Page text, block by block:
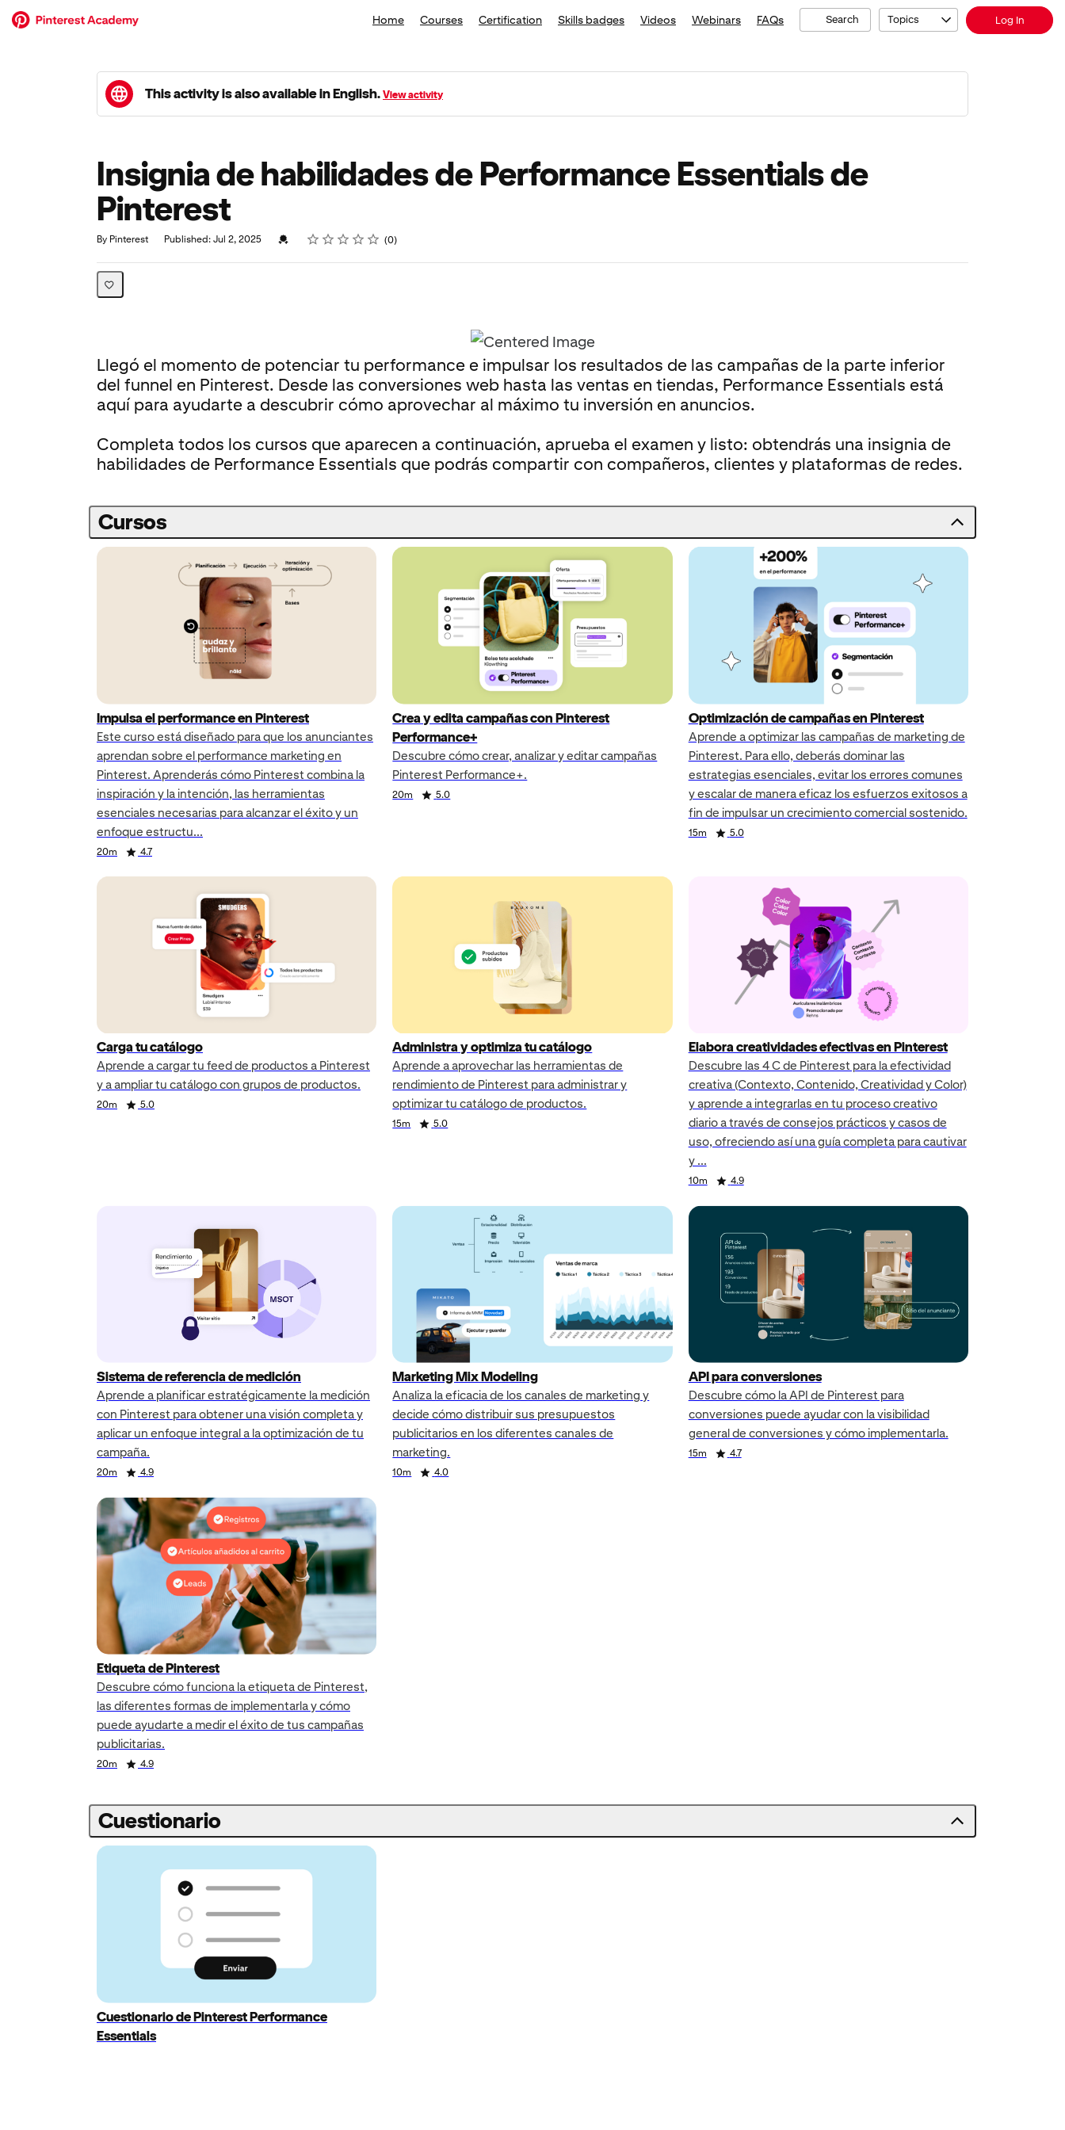
Home Courses Certification Skills badges Videos Webinars FAQs Search Topics Log In
This activity is also available in English. View activity
Insignia de habilidades de Performance Essentials de
Pinterest
By Pinterest Published: Jul 2, 2025 Credential For Completion
Rating
1 star
2 stars
3 stars
4 stars
5 stars 0
Llegó el momento de potenciar tu performance e impulsar los resultados de las campañas de la parte inferior
del funnel en Pinterest. Desde las conversiones web hasta las ventas en tiendas, Performance Essentials está
aquí para ayudarte a descubrir cómo aprovechar al máximo tu inversión en anuncios.
Completa todos los cursos que aparecen a continuación, aprueba el examen y listo: obtendrás una insignia de
habilidades de Performance Essentials que podrás compartir con compañeros, clientes y plataformas de redes.
Cursos
Impulsa el performance en Pinterest
Este curso está diseñado para que los anunciantes
aprendan sobre el performance marketing en
Pinterest. Aprenderás cómo Pinterest combina la
inspiración y la intención, las herramientas
esenciales necesarias para alcanzar el éxito y un
enfoque estructu...
20m 4.7
Crea y edita campañas con Pinterest
Performance+
Descubre cómo crear, analizar y editar campañas
Pinterest Performance+.
20m 5.0
Optimización de campañas en Pinterest
Aprende a optimizar las campañas de marketing de
Pinterest. Para ello, deberás dominar las
estrategias esenciales, evitar los errores comunes
y escalar de manera eficaz los esfuerzos exitosos a
fin de impulsar un crecimiento comercial sostenido.
15m 5.0
Carga tu catálogo
Aprende a cargar tu feed de productos a Pinterest
y a ampliar tu catálogo con grupos de productos.
20m 5.0
Administra y optimiza tu catálogo
Aprende a aprovechar las herramientas de
rendimiento de Pinterest para administrar y
optimizar tu catálogo de productos.
15m 5.0
Elabora creatividades efectivas en Pinterest
Descubre las 4 C de Pinterest para la efectividad
creativa (Contexto, Contenido, Creatividad y Color)
y aprende a integrarlas en tu proceso creativo
diario a través de consejos prácticos y casos de
uso, ofreciendo así una guía completa para cautivar
y ...
10m 4.9
Sistema de referencia de medición
Aprende a planificar estratégicamente la medición
con Pinterest para obtener una visión completa y
aplicar un enfoque integral a la optimización de tu
campaña.
20m 4.9
Marketing Mix Modeling
Analiza la eficacia de los canales de marketing y
decide cómo distribuir sus presupuestos
publicitarios en los diferentes canales de
marketing.
10m 4.0
API para conversiones
Descubre cómo la API de Pinterest para
conversiones puede ayudar con la visibilidad
general de conversiones y cómo implementarla.
15m 4.7
Etiqueta de Pinterest
Descubre cómo funciona la etiqueta de Pinterest,
las diferentes formas de implementarla y cómo
puede ayudarte a medir el éxito de tus campañas
publicitarias.
20m 4.9
Cuestionario
Cuestionario de Pinterest Performance
Essentials